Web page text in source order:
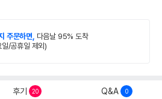
주문하면, 다음날 95% 도착
일/공휴일 제외)
후기 20 Q&A 0